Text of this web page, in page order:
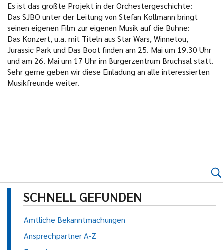
Es ist das größte Projekt in der Orchestergeschichte:
Das SJBO unter der Leitung von Stefan Kollmann bringt
seinen eigenen Film zur eigenen Musik auf die Bühne:
Das Konzert, u.a. mit Titeln aus Star Wars, Winnetou,
Jurassic Park und Das Boot finden am 25. Mai um 19.30 Uhr
und am 26. Mai um 17 Uhr im Bürgerzentrum Bruchsal statt.
Sehr gerne geben wir diese Einladung an alle interessierten
Musikfreunde weiter.
SCHNELL GEFUNDEN
Amtliche Bekanntmachungen
Ansprechpartner A-Z